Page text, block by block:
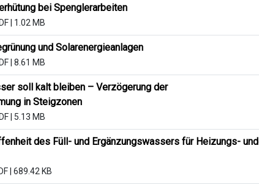
bei Spenglerarbeiten
1.02 MB
und Solarenergieanlagen
8.61 MB
soll kalt bleiben – Verzögerung der
in Steigzonen
5.13 MB
des Füll- und Ergänzungswassers für Heizungs- und
689.42 KB